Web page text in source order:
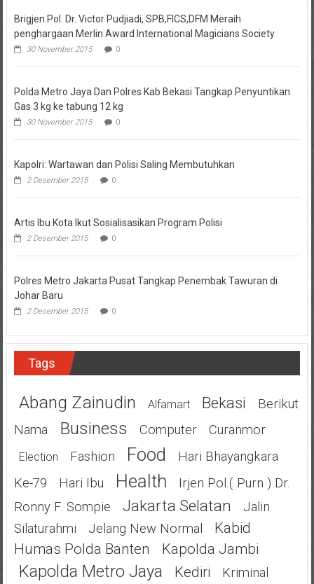
Brigjen.Pol. Dr. Victor Pudjiadi, SPB,FICS,DFM Meraih
penghargaan Merlin Award International Magicians Society
30 November 2015 0
Polda Metro Jaya Dan Polres Kab Bekasi Tangkap Penyuntikan
Gas 3 kg ke tabung 12 kg
30 November 2015 0
Kapolri: Wartawan dan Polisi Saling Membutuhkan
2 Desember 2015 0
Artis Ibu Kota Ikut Sosialisasikan Program Polisi
2 Desember 2015 0
Polres Metro Jakarta Pusat Tangkap Penembak Tawuran di
Johar Baru
2 Desember 2015 0
Tags
Abang Zainudin Alfamart Bekasi
Berikut
Nama
Business Computer Curanmor
Election Fashion Food
Hari Bhayangkara
Ke-79
Hari Ibu Health
Irjen Pol.( Purn ) Dr.
Ronny F. Sompie
Jakarta Selatan
Jalin
Silaturahmi
Jelang New Normal
Kabid
Humas Polda Banten
Kapolda Jambi
Kapolda Metro Jaya Kediri Kriminal